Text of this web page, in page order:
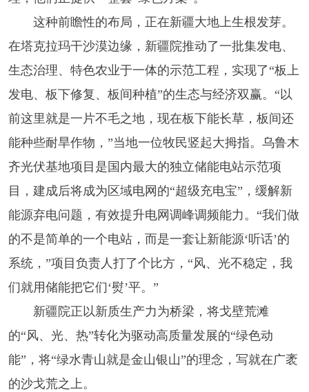
这种前瞻性的布局，正在新疆大地上生根发芽。
在塔克拉玛干沙漠边缘，新疆院推动了一批集发电、
生态治理、特色农业于一体的示范工程，实现了“板上
发电、板下修复、板间种植”的生态与经济双赢。“以
前这里就是一片不毛之地，现在板下能长草，板间还
能种些耐旱作物，”当地一位牧民竖起大拇指。乌鲁木
齐光伏基地项目是国内最大的独立储能电站示范项
目，建成后将成为区域电网的“超级充电宝”，缓解新
能源弃电问题，有效提升电网调峰调频能力。“我们做
的不是简单的一个电站，而是一套让新能源‘听话’的
系统，”项目负责人打了个比方，“风、光不稳定，我
们就用储能把它们‘熨’平。”
新疆院正以新质生产力为桥梁，将戈壁荒滩
的“风、光、热”转化为驱动高质量发展的“绿色动
能”，将“绿水青山就是金山银山”的理念，写就在广袤
的沙戈荒之上。